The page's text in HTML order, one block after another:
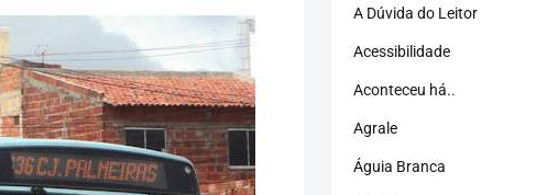
A Dúvida do Leitor
Acessibilidade
Aconteceu há..
Agrale
Águia Branca